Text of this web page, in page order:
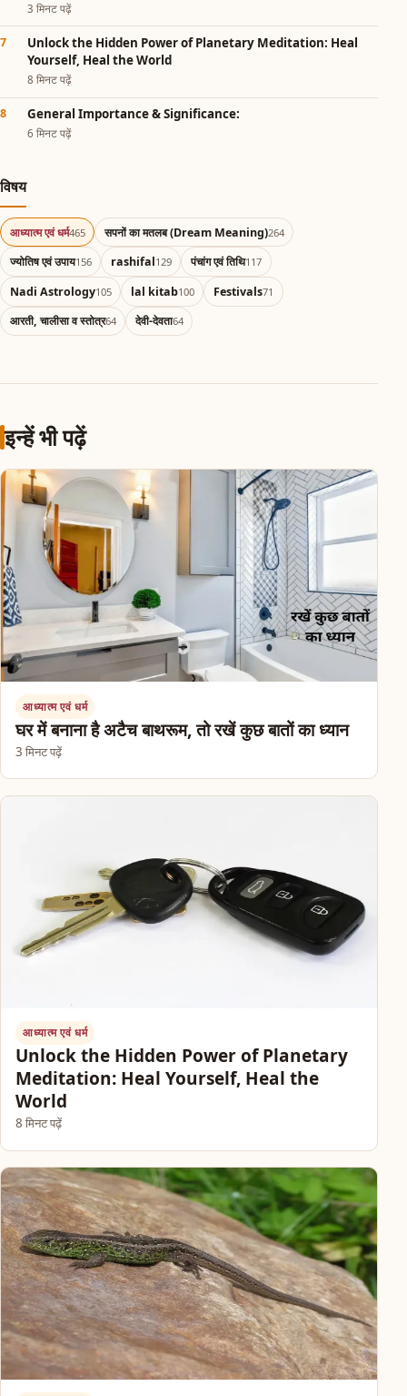
3 मिनट पढ़ें
Unlock the Hidden Power of Planetary Meditation: Heal
Yourself, Heal the World
8 मिनट पढ़ें
General Importance & Significance:
6 मिनट पढ़ें
विषय
आध्यात्म एवं धर्म465 सपनों का मतलब (Dream Meaning)264
ज्योतिष एवं उपाय156 rashifal129 पंचांग एवं तिथि117
Nadi Astrology105 lal kitab100 Festivals71
आरती, चालीसा व स्तोत्र64 देवी-देवता64
इन्हें भी पढ़ें
आध्यात्म एवं धर्म
घर में बनाना है अटैच बाथरूम, तो रखें कुछ बातों का ध्यान
3 मिनट पढ़ें
आध्यात्म एवं धर्म
Unlock the Hidden Power of Planetary
Meditation: Heal Yourself, Heal the
World
8 मिनट पढ़ें